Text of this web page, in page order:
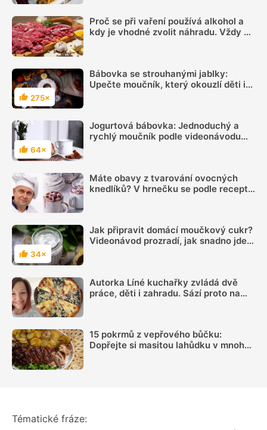
Proč se při vaření používá alkohol a
kdy je vhodné zvolit náhradu. Vždy se
Hodnocení
275×
Bábovka se strouhanými jablky:
Upečte moučník, který okouzlí děti i
Hodnocení
64×
Jogurtová bábovka: Jednoduchý a
rychlý moučník podle videonávodu
Máte obavy z tvarování ovocných
knedlíků? V hrnečku se podle receptu
Hodnocení
34×
Jak připravit domácí moučkový cukr?
Videonávod prozradí, jak snadno jde
Autorka Líné kuchařky zvládá dvě
práce, děti i zahradu. Sází proto na
15 pokrmů z vepřového bůčku:
Dopřejte si masitou lahůdku v mnoha
Tématické fráze: